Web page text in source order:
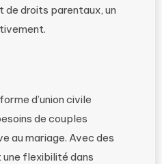
de droits parentaux, un
d’union civile
de couples
au mariage. Avec des
flexibilité dans